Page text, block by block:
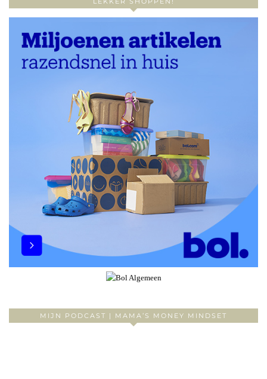
MIJN PODCAST | MAMA’S MONEY MINDSET